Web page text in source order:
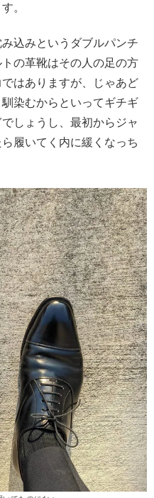
。
込みというダブルパンチ
の革靴はその人の足の方
はありますが、じゃあど
染むからといってギチギ
しょうし、最初からジャ
履いてく内に緩くなっち